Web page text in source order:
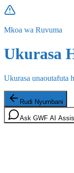
Mkoa wa Ruvuma
Ukurasa
Ukurasa unaoutafuta
Rudi Nyumbani
Ask GWF AI